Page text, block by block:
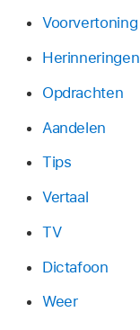
Voorvertoning
Herinneringen
Opdrachten
Aandelen
Tips
Vertaal
TV
Dictafoon
Weer